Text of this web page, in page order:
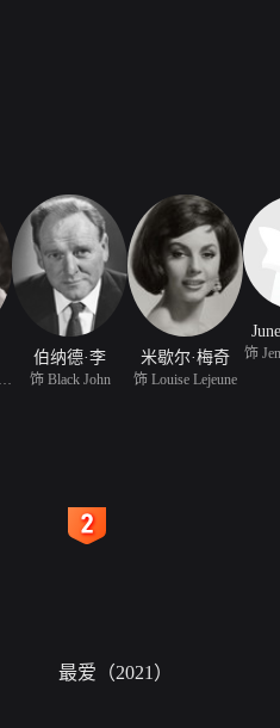
伯纳德·李
饰 Black John
米歇尔·梅奇
饰 Louise Lejeune
饰
最爱（2021）